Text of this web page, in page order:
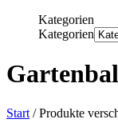
Kategorien
Kategorien
Start / Produkte